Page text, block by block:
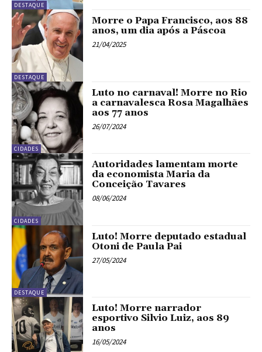
DESTAQUE
DESTAQUE
Morre o Papa Francisco, aos 88
anos, um dia após a Páscoa
21/04/2025
CIDADES
Luto no carnaval! Morre no Rio
a carnavalesca Rosa Magalhães
aos 77 anos
26/07/2024
CIDADES
Autoridades lamentam morte
da economista Maria da
Conceição Tavares
08/06/2024
DESTAQUE
Luto! Morre deputado estadual
Otoni de Paula Pai
27/05/2024
Luto! Morre narrador
esportivo Silvio Luiz, aos 89
anos
16/05/2024